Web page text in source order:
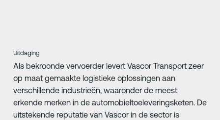
Uitdaging
Als bekroonde vervoerder levert Vascor Transport zeer
op maat gemaakte logistieke oplossingen aan
verschillende industrieën, waaronder de meest
erkende merken in de automobieltoeleveringsketen. De
uitstekende reputatie van Vascor in de sector is